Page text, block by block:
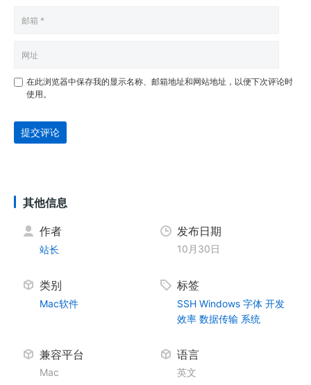
在此浏览器中保存我的显示名称、邮箱地址和网站地址，以便下次评论时
使用。
提交评论
其他信息
作者
站长
发布日期
10月30日
类别
Mac软件
标签
SSH Windows 字体 开发
效率 数据传输 系统
兼容平台
Mac
语言
英文